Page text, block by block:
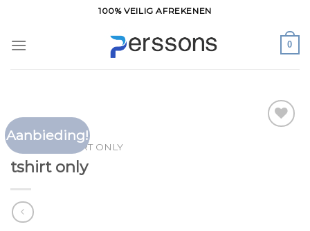
inhoud
100% VEILIG AFREKENEN
0
Aanbieding!
HOME TSHIRT ONLY
tshirt only